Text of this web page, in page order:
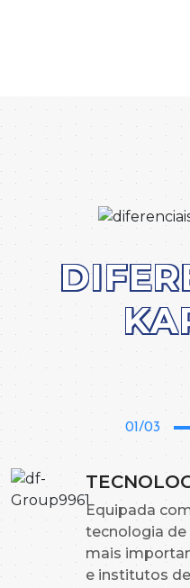
01/03
Equipada
tecnologia
mais
e institutos